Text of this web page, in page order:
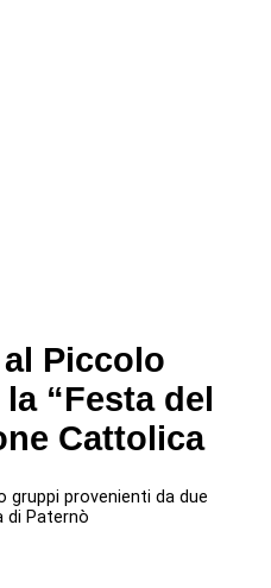
Piccolo
“Festa del
Cattolica
gruppi provenienti da due
di Paternò